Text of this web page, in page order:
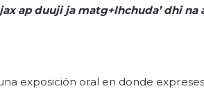
jaxapduujija matg+lhchuda’dhi na
exposición oral en donde